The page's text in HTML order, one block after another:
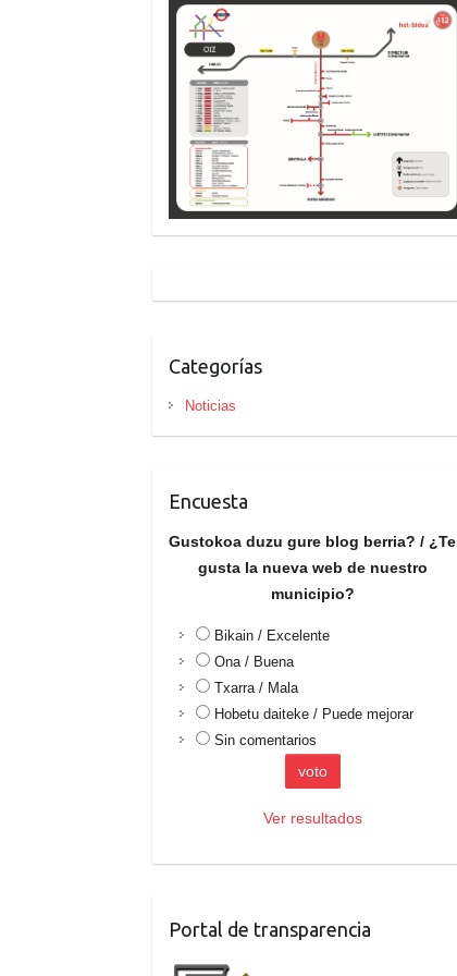
Categorías
Noticias
Encuesta
Gustokoa duzu gure blog berria? / ¿Te
gusta la nueva web de nuestro
municipio?
Bikain / Excelente
Ona / Buena
Txarra / Mala
Hobetu daiteke / Puede mejorar
Sin comentarios
Ver resultados
Portal de transparencia